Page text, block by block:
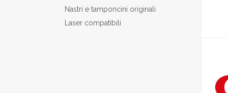
Nastri e tamponcini originali
Laser compatibili